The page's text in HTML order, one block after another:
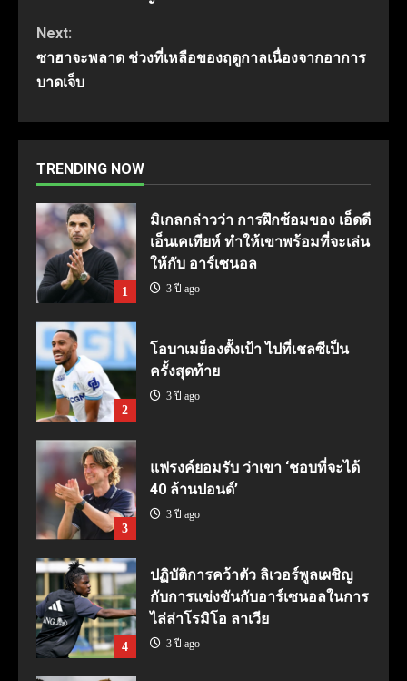
Next:
ซาฮาจะพลาด ช่วงที่เหลือของฤดูกาลเนื่องจากอาการ
บาดเจ็บ
TRENDING NOW
1
มิเกลกล่าวว่า การฝึกซ้อมของ เอ็ดดี
เอ็นเคเทียห์ ทำให้เขาพร้อมที่จะเล่น
ให้กับ อาร์เซนอล
3 ปี ago
2
โอบาเมย็องตั้งเป้า ไปที่เชลซีเป็น
ครั้งสุดท้าย
3 ปี ago
3
แฟรงค์ยอมรับ ว่าเขา ‘ชอบที่จะได้
40 ล้านปอนด์’
3 ปี ago
4
ปฏิบัติการคว้าตัว ลิเวอร์พูลเผชิญ
กับการแข่งขันกับอาร์เซนอลในการ
ไล่ล่าโรมิโอ ลาเวีย
3 ปี ago